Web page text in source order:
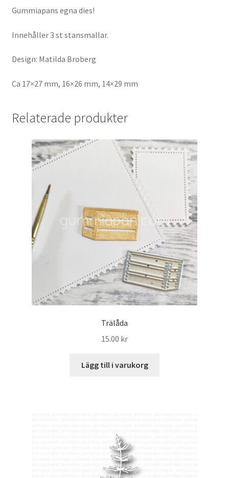
Gummiapans egna dies!
Innehåller 3 st stansmallar.
Design: Matilda Broberg
Ca 17×27 mm, 16×26 mm, 14×29 mm
Relaterade produkter
Trälåda
15.00 kr
Lägg till i varukorg